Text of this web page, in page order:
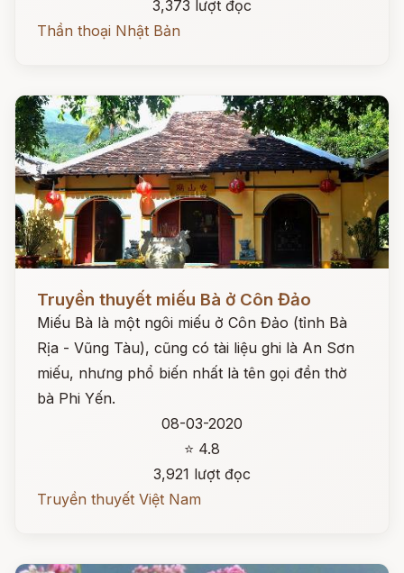
3,373 lượt đọc
Thần thoại Nhật Bản
Đọc ngay
Truyền thuyết miếu Bà ở Côn Đảo
Miếu Bà là một ngôi miếu ở Côn Đảo (tỉnh Bà
Rịa - Vũng Tàu), cũng có tài liệu ghi là An Sơn
miếu, nhưng phổ biến nhất là tên gọi đền thờ
bà Phi Yến.
08-03-2020
⭐ 4.8
3,921 lượt đọc
Truyền thuyết Việt Nam